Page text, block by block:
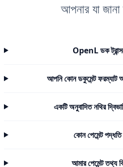
আপনার যা
OpenL ডক
আপনি কোন ডকুমেন্ট ফরম্যাট
একটি অনুবাদিত নথির
কোন পেমেন্ট
আমার পেমেন্ট তথ্য